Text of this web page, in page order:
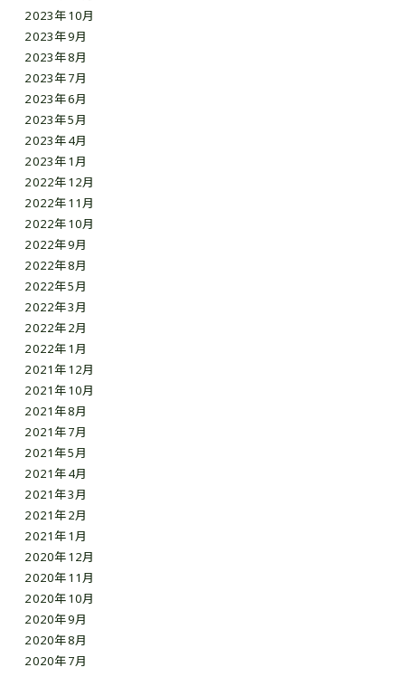
2023年10月
2023年9月
2023年8月
2023年7月
2023年6月
2023年5月
2023年4月
2023年1月
2022年12月
2022年11月
2022年10月
2022年9月
2022年8月
2022年5月
2022年3月
2022年2月
2022年1月
2021年12月
2021年10月
2021年8月
2021年7月
2021年5月
2021年4月
2021年3月
2021年2月
2021年1月
2020年12月
2020年11月
2020年10月
2020年9月
2020年8月
2020年7月